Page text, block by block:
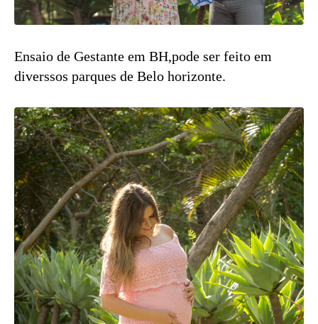
Ensaio de Gestante em BH,pode ser feito em
diverssos parques de Belo horizonte.